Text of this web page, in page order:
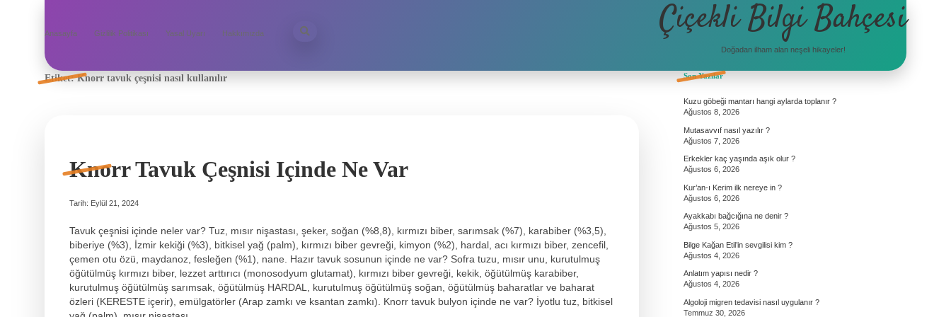
Anasayfa Gizlilik Politikası Yasal Uyarı Hakkımızda Çiçekli Bilgi Bahçesi
Doğadan ilham alan neşeli hikayeler!
Etiket:Knorr tavuk çeşnisi nasıl kullanılır
Knorr Tavuk Çeşnisi Içinde Ne Var
Tarih: Eylül 21, 2024
Tavuk çeşnisi içinde neler var? Tuz, mısır nişastası, şeker, soğan (%8,8), kırmızı biber, sarımsak (%7), karabiber (%3,5),
biberiye (%3), İzmir kekiği (%3), bitkisel yağ (palm), kırmızı biber gevreği, kimyon (%2), hardal, acı kırmızı biber, zencefil,
çemen otu özü, maydanoz, fesleğen (%1), nane. Hazır tavuk sosunun içinde ne var? Sofra tuzu, mısır unu, kurutulmuş
öğütülmüş kırmızı biber, lezzet arttırıcı (monosodyum glutamat), kırmızı biber gevreği, kekik, öğütülmüş karabiber,
kurutulmuş öğütülmüş sarımsak, öğütülmüş HARDAL, kurutulmuş öğütülmüş soğan, öğütülmüş baharatlar ve baharat
özleri (KERESTE içerir), emülgatörler (Arap zamkı ve ksantan zamkı). Knorr tavuk bulyon içinde ne var? İyotlu tuz, bitkisel
Sidebar
Son Yazılar
Kuzu göbeği mantarı hangi aylarda toplanır ?
Ağustos 8, 2026
Mutasavvıf nasıl yazılır ?
Ağustos 7, 2026
Erkekler kaç yaşında aşık olur ?
Ağustos 6, 2026
Kur’an-ı Kerim ilk nereye in ?
Ağustos 6, 2026
Ayakkabı bağcığına ne denir ?
Ağustos 5, 2026
Bilge Kağan Etil’in sevgilisi kim ?
Ağustos 4, 2026
Anlatım yapısı nedir ?
Ağustos 4, 2026
Algoloji migren tedavisi nasıl uygulanır ?
Temmuz 30, 2026